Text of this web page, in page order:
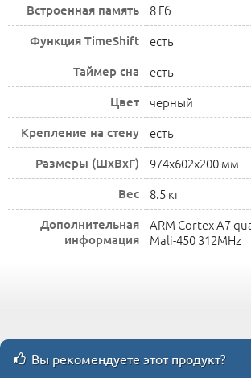
Встроенная память 8 Гб
Функция TimeShift есть
Таймер сна есть
Цвет черный
Крепление на стену есть
Размеры (ШxВxГ) 974x602x200 мм
Вес 8.5 кг
Дополнительная
информация
ARM Cortex A7
Mali-450 312MHz
Вы рекомендуете этот продукт?